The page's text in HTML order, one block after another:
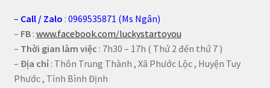
– Call / Zalo : 0969535871 (Ms Ngân)
– FB: www.facebook.com/luckystartoyou
– Thời gian làm việc : 7h30 – 17h ( Thứ 2 đến thứ 7 )
– Địa chỉ: Thôn Trung Thành , Xã Phước Lộc , Huyện Tuy
Phước , Tỉnh Bình Định